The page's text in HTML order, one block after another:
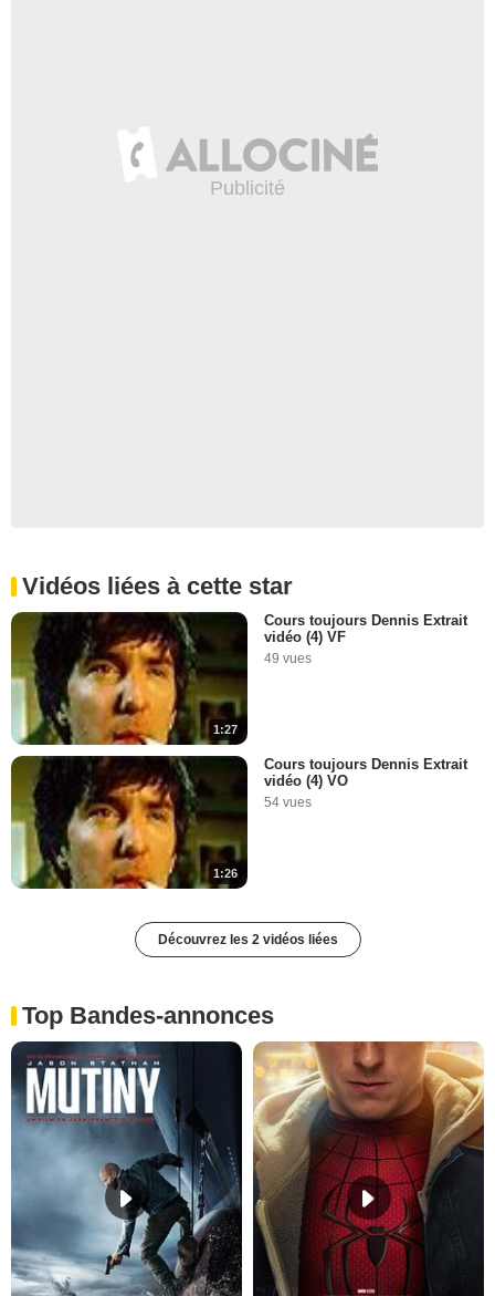
Vidéos liées à cette star
1:27
Cours toujours Dennis Extrait
vidéo (4) VF
49 vues
1:26
Cours toujours Dennis Extrait
vidéo (4) VO
54 vues
Découvrez les 2 vidéos liées
Top Bandes-annonces